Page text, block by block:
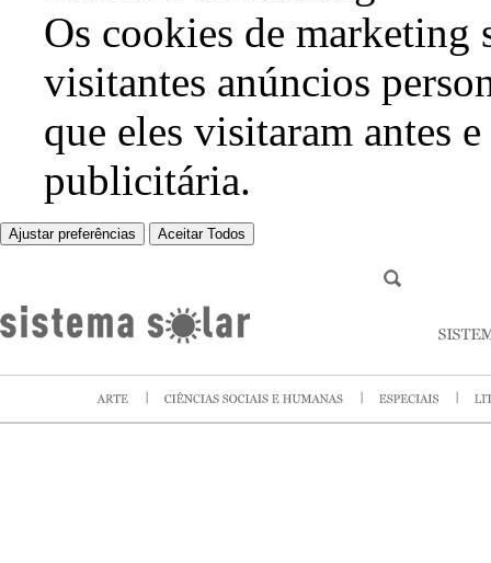
Os cookies de marketing
visitantes anúncios
que eles visitaram antes
publicitária.
Ajustar preferências Aceitar Todos